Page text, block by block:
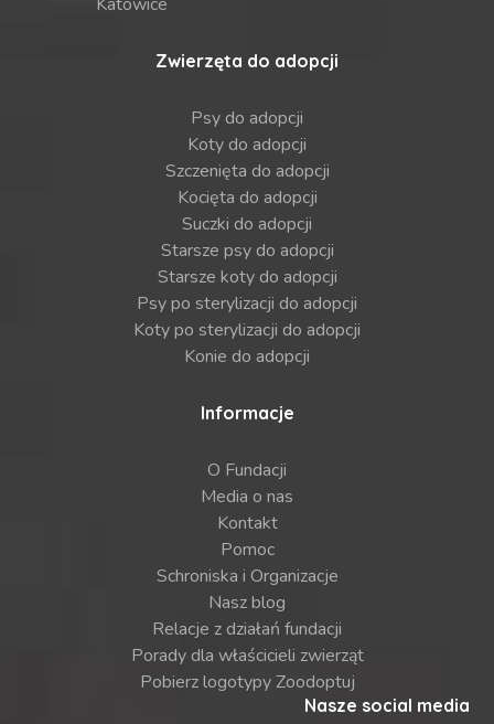
Zwierzęta do adopcji
Psy do adopcji
Koty do adopcji
Szczenięta do adopcji
Kocięta do adopcji
Suczki do adopcji
Starsze psy do adopcji
Starsze koty do adopcji
Psy po sterylizacji do adopcji
Koty po sterylizacji do adopcji
Konie do adopcji
Informacje
O Fundacji
Media o nas
Kontakt
Pomoc
Schroniska i Organizacje
Nasz blog
Relacje z działań fundacji
Porady dla właścicieli zwierząt
Pobierz logotypy Zoodoptuj
Nasze social media